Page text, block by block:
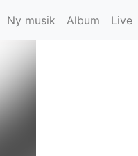
Ny musik Album Live